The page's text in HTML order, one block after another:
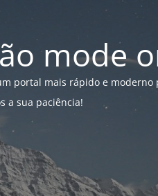
mode
portal mais rápido e moderno
a sua paciência!